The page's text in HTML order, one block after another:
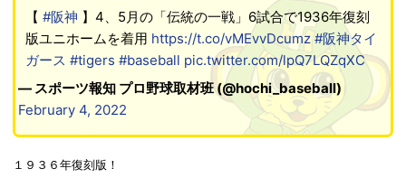
【 #阪神 】4、5月の「伝統の一戦」6試合で1936年復刻
版ユニホームを着用 https://t.co/vMEvvDcumz #阪神タイ
ガース #tigers #baseball pic.twitter.com/lpQ7LQZqXC
— スポーツ報知 プロ野球取材班 (@hochi_baseball)
February 4, 2022
１９３６年復刻版！